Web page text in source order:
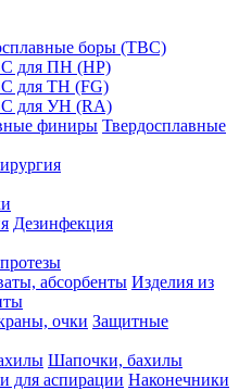
боры (ТВС)
для ПН (HP)
для ТН (FG)
для УН (RA)
Твердосплавные
Дезинфекция
Изделия из
Защитные
Шапочки, бахилы
Наконечники